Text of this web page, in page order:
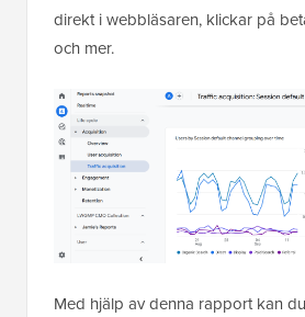
direkt i webbläsaren, klickar på
och mer.
Med hjälp av denna rapport kan